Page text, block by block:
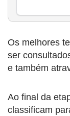
Os melhores
ser
e também
Ao final da
classificam